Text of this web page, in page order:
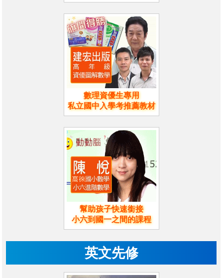
數理資優生專用
私立國中入學考推薦教材
幫助孩子快速銜接
小六到國一之間的課程
英文先修